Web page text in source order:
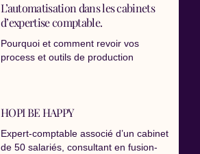
L’automatisation dans les cabinets
d’expertise comptable.
Pourquoi et comment revoir vos
process et outils de production
HOPI BE HAPPY
Expert-comptable associé d’un cabinet
de 50 salariés, consultant en fusion-